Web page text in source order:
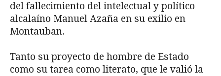
del fallecimiento del intelectual y político
alcalaíno Manuel Azaña en su exilio en
Montauban.
Tanto su proyecto de hombre de Estado
como su tarea como literato, que le valió la